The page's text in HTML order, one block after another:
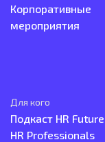
Корпоративные
мероприятия
Для кого
Подкаст HR Future
HR Professionals